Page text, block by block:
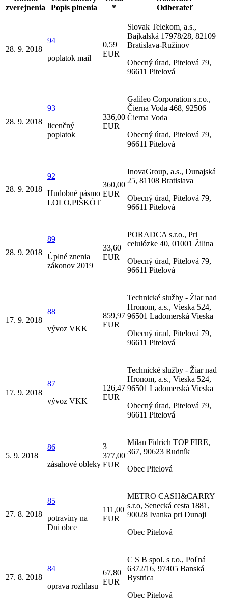
zverejnenia
Popis plnenia
*
Odberateľ
28. 9. 2018
94
poplatok mail
0,59
EUR
Slovak Telekom, a.s.,
Bajkalská 17978/28, 82109
Bratislava-Ružinov
Obecný úrad, Pitelová 79,
96611 Pitelová
28. 9. 2018
93
licenčný
poplatok
336,00
EUR
Galileo Corporation s.r.o.,
Čierna Voda 468, 92506
Čierna Voda
Obecný úrad, Pitelová 79,
96611 Pitelová
28. 9. 2018
92
Hudobné pásmo
LOLO,PIŠKÓT
360,00
EUR
InovaGroup, a.s., Dunajská
25, 81108 Bratislava
Obecný úrad, Pitelová 79,
96611 Pitelová
28. 9. 2018
89
Úplné znenia
zákonov 2019
33,60
EUR
PORADCA s.r.o., Pri
celulózke 40, 01001 Žilina
Obecný úrad, Pitelová 79,
96611 Pitelová
17. 9. 2018
88
vývoz VKK
859,97
EUR
Technické služby - Žiar nad
Hronom, a.s., Vieska 524,
96501 Ladomerská Vieska
Obecný úrad, Pitelová 79,
96611 Pitelová
17. 9. 2018
87
vývoz VKK
126,47
EUR
Technické služby - Žiar nad
Hronom, a.s., Vieska 524,
96501 Ladomerská Vieska
Obecný úrad, Pitelová 79,
96611 Pitelová
5. 9. 2018
86
zásahové obleky
3
377,00
EUR
Milan Fidrich TOP FIRE,
367, 90623 Rudník
Obec Pitelová
27. 8. 2018
85
potraviny na
Dni obce
111,00
EUR
METRO CASH&CARRY
s.r.o, Senecká cesta 1881,
90028 Ivanka pri Dunaji
Obec Pitelová
27. 8. 2018
84
oprava rozhlasu
67,80
EUR
C S B spol. s r.o., Poľná
6372/16, 97405 Banská
Bystrica
Obec Pitelová